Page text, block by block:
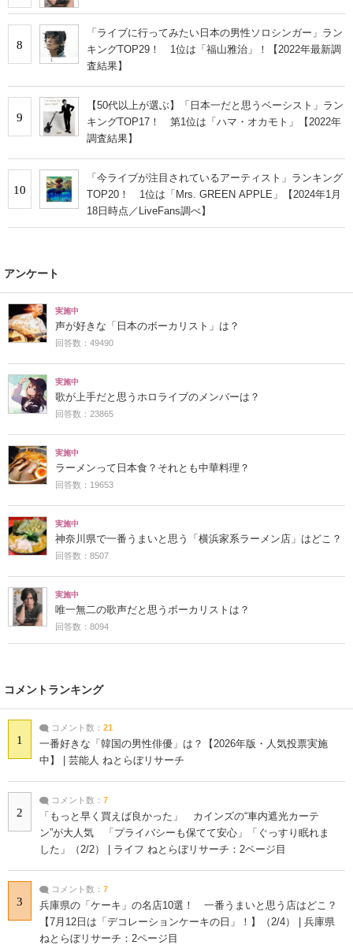
8
「ライブに行ってみたい日本の男性ソロシンガー」ラン
キングTOP29！ 1位は「福山雅治」！【2022年最新調
査結果】
9
【50代以上が選ぶ】「日本一だと思うベーシスト」ラン
キングTOP17！ 第1位は「ハマ・オカモト」【2022年
調査結果】
10
「今ライブが注目されているアーティスト」ランキング
TOP20！ 1位は「Mrs. GREEN APPLE」【2024年1月
18日時点／LiveFans調べ】
アンケート
実施中
声が好きな「日本のボーカリスト」は？
回答数：49490
実施中
歌が上手だと思うホロライブのメンバーは？
回答数：23865
実施中
ラーメンって日本食？それとも中華料理？
回答数：19653
実施中
神奈川県で一番うまいと思う「横浜家系ラーメン店」はどこ？
回答数：8507
実施中
唯一無二の歌声だと思うボーカリストは？
回答数：8094
コメントランキング
1
コメント数： 21
一番好きな「韓国の男性俳優」は？【2026年版・人気投票実施
中】 | 芸能人 ねとらぼリサーチ
2
コメント数： 7
「もっと早く買えば良かった」 カインズの“車内遮光カーテ
ン”が大人気 「プライバシーも保てて安心」「ぐっすり眠れま
した」（2/2） | ライフ ねとらぼリサーチ：2ページ目
3
コメント数： 7
兵庫県の「ケーキ」の名店10選！ 一番うまいと思う店はどこ？
【7月12日は「デコレーションケーキの日」！】（2/4） | 兵庫県
ねとらぼリサーチ：2ページ目